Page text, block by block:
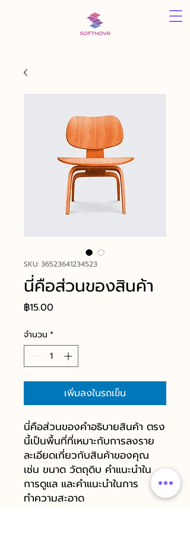
SKU: 36523641234523
นี่คือส่วนของสินค้า
฿15.00
จำนวน *
เพิ่มลงในรถเข็น
นี่คือส่วนของคำอธิบายสินค้า ตรง
นี้เป็นพื้นที่ที่เหมาะกับการลงราย
ละเอียดเกี่ยวกับสินค้าของคุณ
เช่น ขนาด วัตถุดิบ คำแนะนำใน
การดูแล และคำแนะนำในการ
ทำความสะอาด